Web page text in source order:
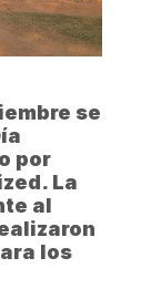
se
por
La
al
los